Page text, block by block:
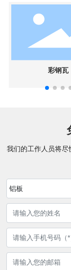
彩钢瓦
我们的工作人员将
铝板